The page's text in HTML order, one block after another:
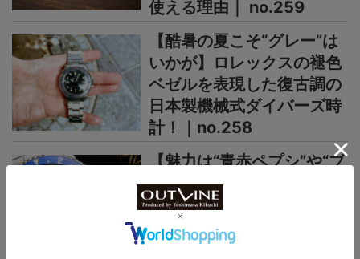
使える理由｜ no.259
【酷暑の夏こそ“グレー”は
いかが】ロレックスの褪色
ベゼルを表現した復古調の
日本製機械式ダイバーズ時
計！｜no.258
【魅力は“青赤ペプシ”や“ブ
ルーベリー”だけじゃない】
60年代ロレックスGMTマ
スターのレアなPCGも再
現！｜no.257